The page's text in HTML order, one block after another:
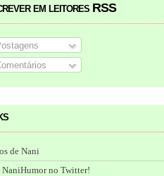
em leitores RSS
de Nani
NaniHumor no Twitter!